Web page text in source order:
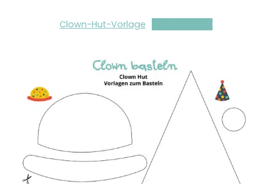
Clown-Hut-Vorlage